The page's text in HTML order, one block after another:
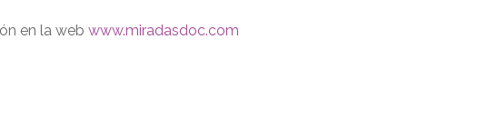
en la web www.miradasdoc.com